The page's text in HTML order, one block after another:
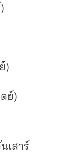
)
ย์)
เสาร์